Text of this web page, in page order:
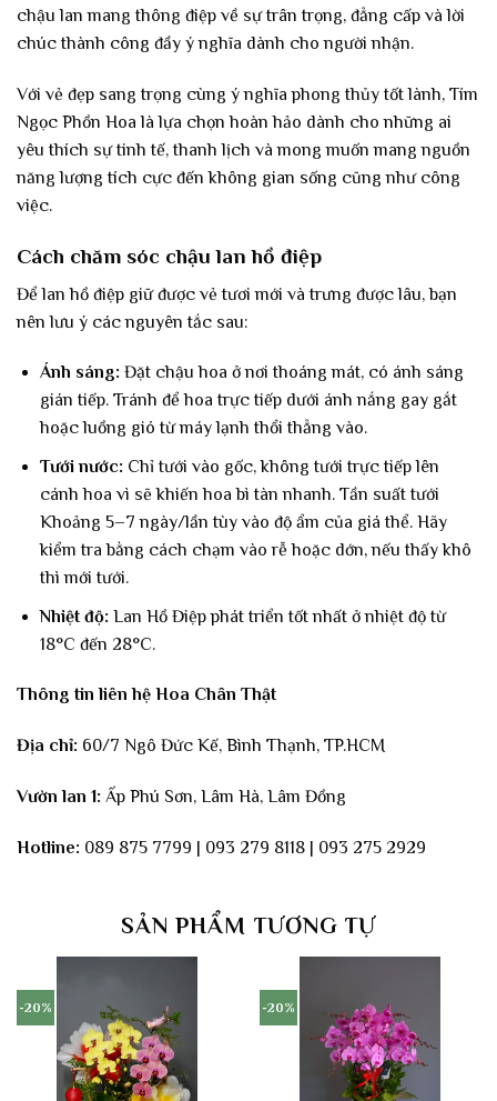
chậu lan mang thông điệp về sự trân trọng, đẳng cấp và lời
chúc thành công đầy ý nghĩa dành cho người nhận.
Với vẻ đẹp sang trọng cùng ý nghĩa phong thủy tốt lành, Tím
Ngọc Phồn Hoa là lựa chọn hoàn hảo dành cho những ai
yêu thích sự tinh tế, thanh lịch và mong muốn mang nguồn
năng lượng tích cực đến không gian sống cũng như công
việc.
Cách chăm sóc chậu lan hồ điệp
Để lan hồ điệp giữ được vẻ tươi mới và trưng được lâu, bạn
nên lưu ý các nguyên tắc sau:
Ánh sáng: Đặt chậu hoa ở nơi thoáng mát, có ánh sáng
gián tiếp. Tránh để hoa trực tiếp dưới ánh nắng gay gắt
hoặc luồng gió từ máy lạnh thổi thẳng vào.
Tưới nước: Chỉ tưới vào gốc, không tưới trực tiếp lên
cánh hoa vì sẽ khiến hoa bì tàn nhanh. Tần suất tưới
Khoảng 5–7 ngày/lần tùy vào độ ẩm của giá thể. Hãy
kiểm tra bằng cách chạm vào rễ hoặc dớn, nếu thấy khô
thì mới tưới.
Nhiệt độ: Lan Hồ Điệp phát triển tốt nhất ở nhiệt độ từ
18°C đến 28°C.
Thông tin liên hệ Hoa Chân Thật
Địa chỉ: 60/7 Ngô Đức Kế, Bình Thạnh, TP.HCM
Vườn lan 1: Ấp Phú Sơn, Lâm Hà, Lâm Đồng
Hotline: 089 875 7799 | 093 279 8118 | 093 275 2929
SẢN PHẨM TƯƠNG TỰ
-20% -20%